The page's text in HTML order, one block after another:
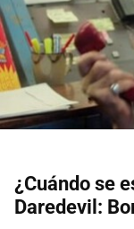
¿Cuándo se
Daredevil: